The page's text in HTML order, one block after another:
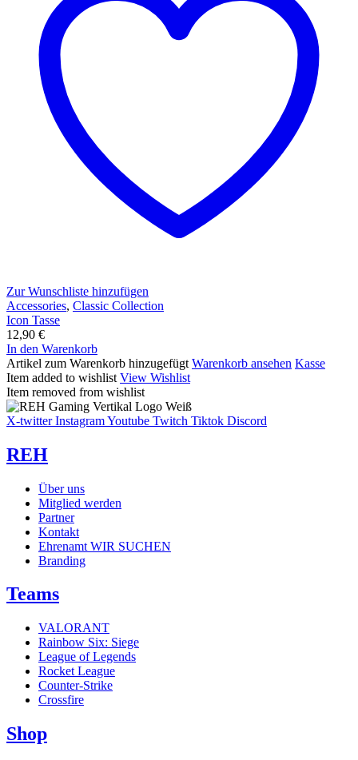
Zur Wunschliste hinzufügen
Accessories, Classic Collection
Icon Tasse
12,90 €
In den Warenkorb
Artikel zum Warenkorb hinzugefügt Warenkorb ansehen Kasse
Item added to wishlist View Wishlist
Item removed from wishlist
X-twitter InstagramYoutube Twitch Tiktok Discord
REH
Über uns
Mitglied werden
Partner
Kontakt
Ehrenamt WIR SUCHEN
Branding
Teams
VALORANT
Rainbow Six: Siege
League of Legends
Rocket League
Counter-Strike
Crossfire
Shop